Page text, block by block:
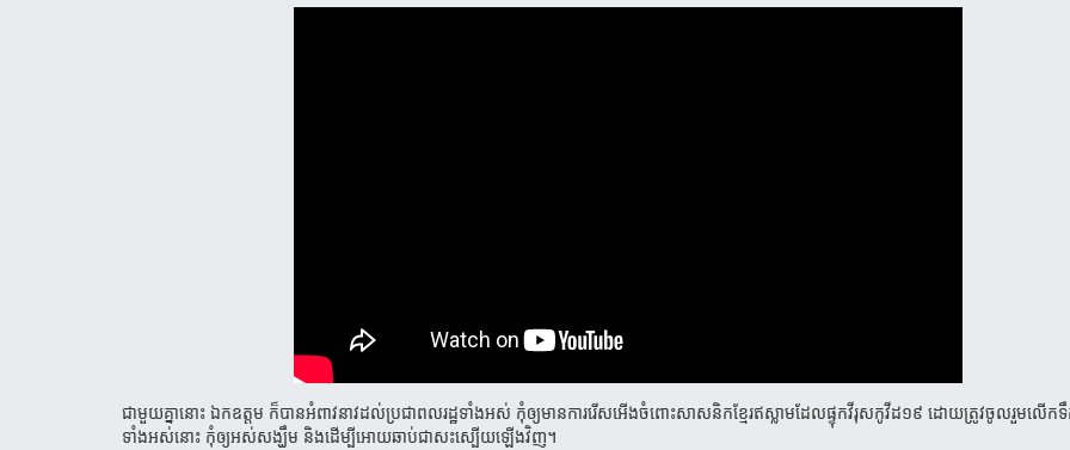
ជាមួយគ្នានោះ ឯកឧត្តម ក៏បានអំពាវនាវដល់ប្រជាពលរដ្ឋទាំងអស់ កុំឲ្យមាន​ការ​រើស​អើង​​ចំពោះ​សាសនិក​​​ខ្មែរឥស្លាម​ដែល​ផ្ទុក​វីរុស​​កូវីដ​១៩ ដោយ​ត្រូវចូលរួម​លើកទឹ
ទាំងអស់នោះ កុំឲ្យអស់​សង្ឃឹម​ និងដើម្បីអោយ​ឆាប់ជា​សះ​ស្បើយ​ឡើង​វិញ។